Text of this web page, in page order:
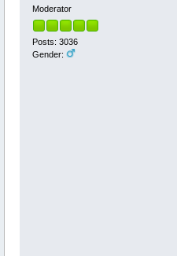
Moderator
Posts: 3036
Gender: